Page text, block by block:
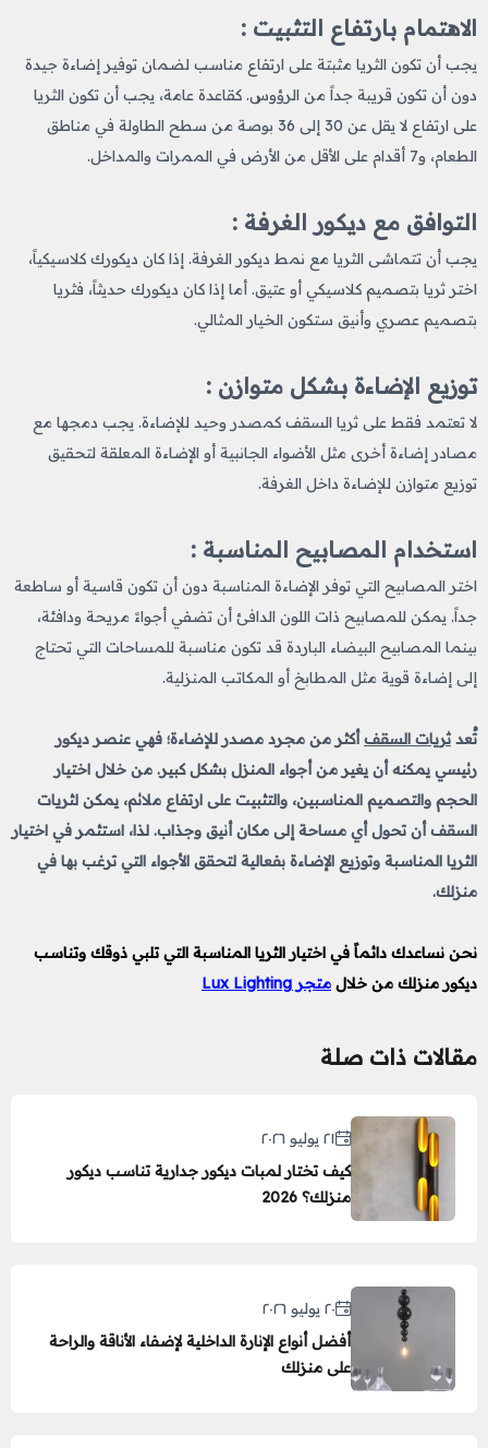
الاهتمام بارتفاع التثبيت :
يجب أن تكون الثريا مثبتة على ارتفاع مناسب لضمان توفير إضاءة جيدة
دون أن تكون قريبة جداً من الرؤوس. كقاعدة عامة، يجب أن تكون الثريا
على ارتفاع لا يقل عن 30 إلى 36 بوصة من سطح الطاولة في مناطق
الطعام، و7 أقدام على الأقل من الأرض في الممرات والمداخل.
التوافق مع ديكور الغرفة :
يجب أن تتماشى الثريا مع نمط ديكور الغرفة. إذا كان ديكورك كلاسيكياً،
اختر ثريا بتصميم كلاسيكي أو عتيق. أما إذا كان ديكورك حديثاً، فثريا
بتصميم عصري وأنيق ستكون الخيار المثالي.
توزيع الإضاءة بشكل متوازن :
لا تعتمد فقط على ثريا السقف كمصدر وحيد للإضاءة. يجب دمجها مع
مصادر إضاءة أخرى مثل الأضواء الجانبية أو الإضاءة المعلقة لتحقيق
توزيع متوازن للإضاءة داخل الغرفة.
استخدام المصابيح المناسبة :
اختر المصابيح التي توفر الإضاءة المناسبة دون أن تكون قاسية أو ساطعة
جداً. يمكن للمصابيح ذات اللون الدافئ أن تضفي أجواءً مريحة ودافئة،
بينما المصابيح البيضاء الباردة قد تكون مناسبة للمساحات التي تحتاج
إلى إضاءة قوية مثل المطابخ أو المكاتب المنزلية.
تُعد ثريات السقفأكثر من مجرد مصدر للإضاءة؛ فهي عنصر ديكور
رئيسي يمكنه أن يغير من أجواء المنزل بشكل كبير. من خلال اختيار
الحجم والتصميم المناسبين، والتثبيت على ارتفاع ملائم، يمكن لثريات
السقف أن تحول أي مساحة إلى مكان أنيق وجذاب. لذا، استثمر في اختيار
الثريا المناسبة وتوزيع الإضاءة بفعالية لتحقق الأجواء التي ترغب بها في
منزلك.
نحن نساعدك دائماً في اختيار الثريا المناسبة التي تلبي ذوقك وتناسب
ديكور منزلك من خلال متجر Lux Lighting
مقالات ذات صلة
٢١ يوليو ٢٠٢٦
كيف تختار لمبات ديكور جدارية تناسب ديكور
منزلك؟ 2026
٢٠ يوليو ٢٠٢٦
أفضل أنواع الإنارة الداخلية لإضفاء الأناقة والراحة
على منزلك